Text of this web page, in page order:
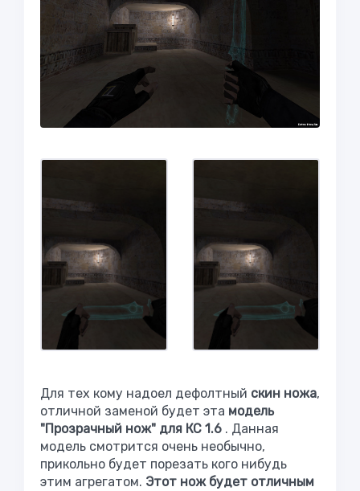
Для тех кому надоел дефолтный скин ножа,
отличной заменой будет эта модель
"Прозрачный нож" для КС 1.6 . Данная
модель смотрится очень необычно,
прикольно будет порезать кого нибудь
этим агрегатом. Этот нож будет отличным